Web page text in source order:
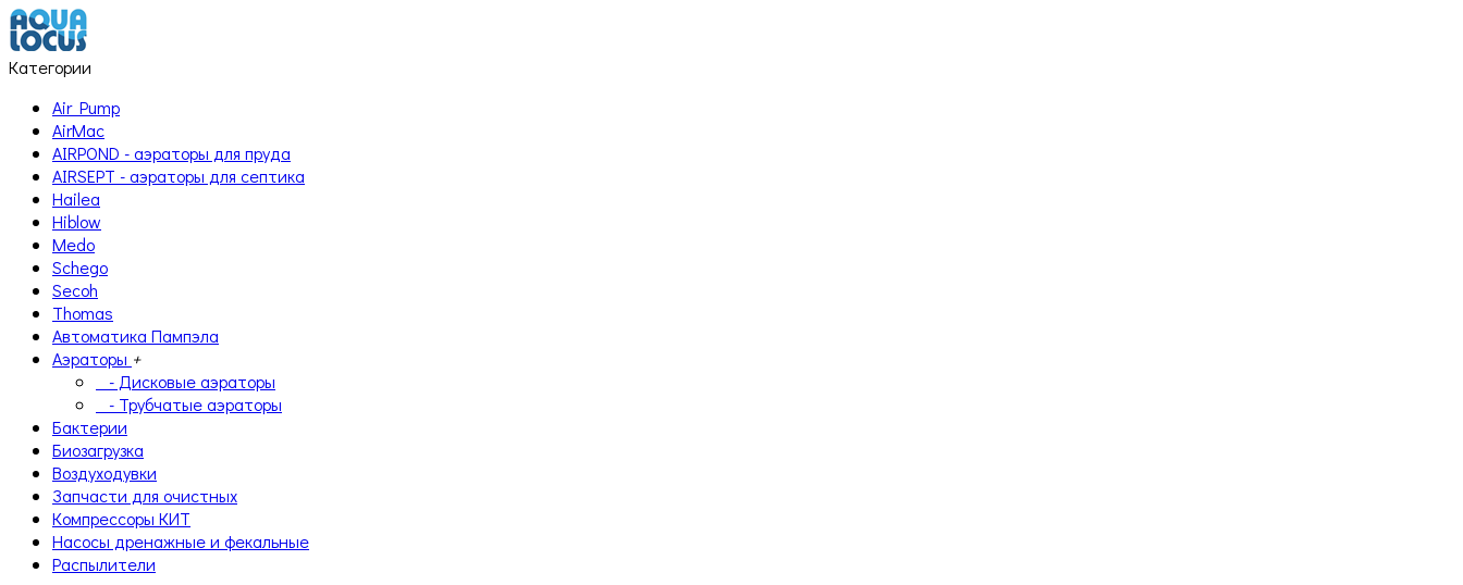
Категории
Air Pump
AirMac
AIRPOND - аэраторы для пруда
AIRSEPT - аэраторы для септика
Hailea
Hiblow
Medo
Schego
Secoh
Thomas
Автоматика Пампэла
Аэраторы +
- Дисковые аэраторы
- Трубчатые аэраторы
Бактерии
Биозагрузка
Воздуходувки
Запчасти для очистных
Компрессоры КИТ
Насосы дренажные и фекальные
Распылители